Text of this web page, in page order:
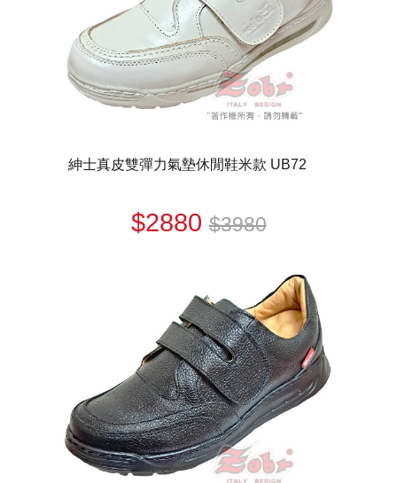
紳士真皮雙彈力氣墊休閒鞋米款 UB72
$2880$3980